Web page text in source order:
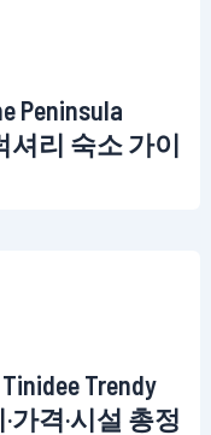
Peninsula
셔리 숙소 가이
Trendy
가격·시설 총정